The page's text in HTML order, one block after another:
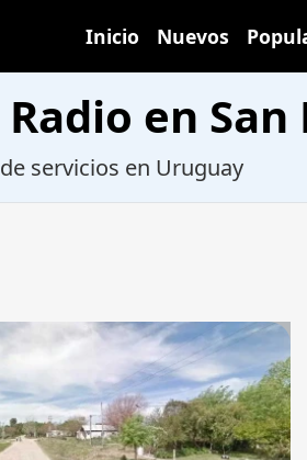
Inicio Nuevos
en San
servicios en Uruguay